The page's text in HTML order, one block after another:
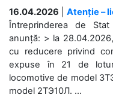
16.04.2026
Atenție –
Întreprinderea de
anunță: > la
cu reducere privind
expuse în 21 de
locomotive de model
model 2ТЭ10Л. ...